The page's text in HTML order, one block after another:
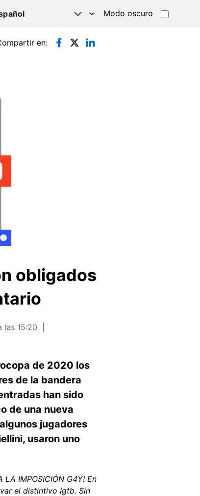
Modo oscuro
en:
obligados
las 15:20
de 2020 los
de la bandera
han sido
de una nueva
jugadores
usaron uno
LA IMPOSICIÓN G4Y! En
el distintivo Igtb. Sin